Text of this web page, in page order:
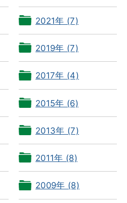
2021年 (7)
2019年 (7)
2017年 (4)
2015年 (6)
2013年 (7)
2011年 (8)
2009年 (8)